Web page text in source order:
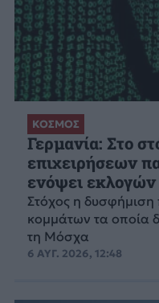
ΚΟΣΜΟΣ
Γερμανία: Στο
επιχειρήσεων
ενόψει εκλογών
Στόχος η
κομμάτων τα οποία
τη Μόσχα
6 ΑΥΓ. 2026, 12:48